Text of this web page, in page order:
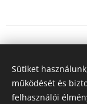
Sütiket
működését és
felhasználói